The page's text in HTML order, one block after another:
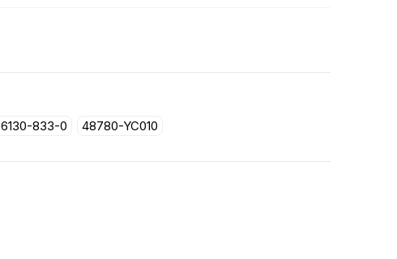
833-0 48780-YC010